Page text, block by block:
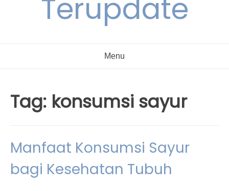
Terupdate
Menu
Tag: konsumsi sayur
Manfaat Konsumsi Sayur
bagi Kesehatan Tubuh